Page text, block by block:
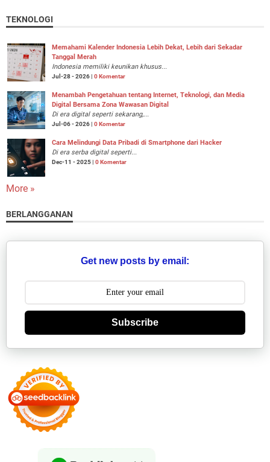
TEKNOLOGI
Memahami Kalender Indonesia Lebih Dekat, Lebih dari Sekadar
Tanggal Merah
Indonesia memiliki keunikan khusus...
Jul-28 - 2026 | 0 Komentar
Menambah Pengetahuan tentang Internet, Teknologi, dan Media
Digital Bersama Zona Wawasan Digital
Di era digital seperti sekarang,...
Jul-06 - 2026 | 0 Komentar
Cara Melindungi Data Pribadi di Smartphone dari Hacker
Di era serba digital seperti...
Dec-11 - 2025 | 0 Komentar
More »
BERLANGGANAN
Get new posts by email:
Subscribe